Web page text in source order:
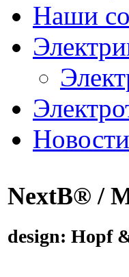
Наши
Новости
NextВ® /
design: Hopf